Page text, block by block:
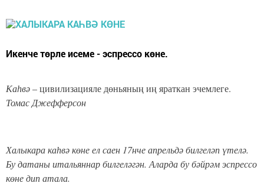
Икенче төрле исеме - эспрессо көне.
Каһвә– цивилизацияле дөньяның иң яраткан эчемлеге.
Томас Джефферсон
Халыкара каһвә көне ел саен 17нче апрельдә билгеләп үтелә.
Бу датаны итальяннар билгеләгән. Аларда бу бәйрәм эспрессо
көне дип атала.